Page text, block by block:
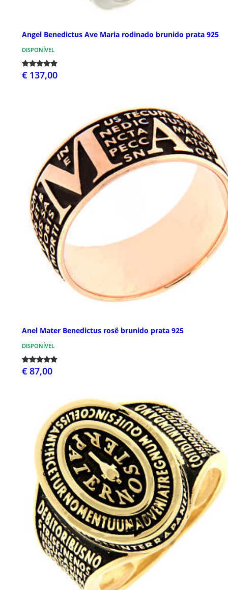
Angel Benedictus Ave Maria rodinado brunido prata 925
DISPONÍVEL
€ 137,00
Anel Mater Benedictus rosê brunido prata 925
DISPONÍVEL
€ 87,00